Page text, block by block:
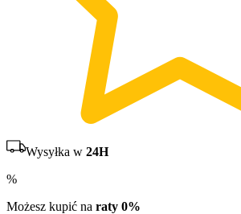
Wysyłka w 24H
%
Możesz kupić na raty 0%